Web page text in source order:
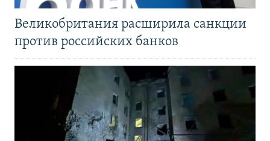
Великобритания расширила санкции
против российских банков